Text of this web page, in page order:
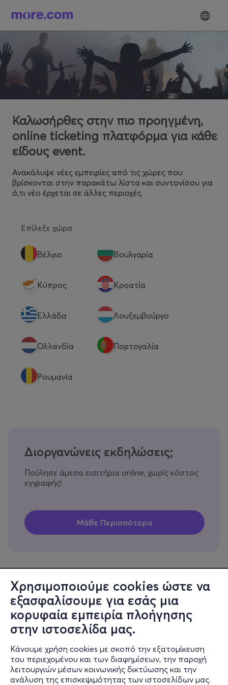
Χρησιμοποιούμε cookies ώστε να
εξασφαλίσουμε για εσάς μια
κορυφαία εμπειρία πλοήγησης
στην ιστοσελίδα μας.
Κάνουμε χρήση cookies με σκοπό την εξατομίκευση
του περιεχομένου και των διαφημίσεων, την παροχή
λειτουργιών μέσων κοινωνικής δικτύωσης και την
ανάλυση της επισκεψιμότητας των ιστοσελίδων μας.
Καλωσήρθες στην πιο προηγμένη,
online ticketing πλατφόρμα για κάθε
είδους event.
Ανακάλυψε νέες εμπειρίες από τις χώρες που
βρίσκονται στην παρακάτω λίστα και συντονίσου για
ό,τι νέο έρχεται σε άλλες περιοχές.
Επίλεξε χώρα
Βέλγιο Βουλγαρία
Κύπρος Κροατία
Eλλάδα Λουξεμβούργο
Ολλανδία Πορτογαλία
Ρουμανία
Διοργανώνεις εκδηλώσεις;
Πούλησε άμεσα εισιτήρια online, χωρίς κόστος
εγγραφής!
Πληροφορίες
Υποστήριξη
Stay Connected